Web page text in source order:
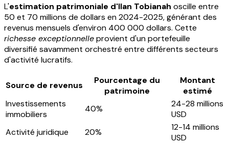
L'estimation patrimoniale d'Ilan Tobianah oscille entre
50 et 70 millions de dollars en 2024-2025, générant des
revenus mensuels d'environ 400 000 dollars. Cette
richesse exceptionnelleprovient d'un portefeuille
diversifié savamment orchestré entre différents secteurs
d'activité lucratifs.
Source de revenus
Pourcentage du
patrimoine
Montant
estimé
Investissements
immobiliers
40%
24-28 millions
USD
Activité juridique
20%
12-14 millions
USD